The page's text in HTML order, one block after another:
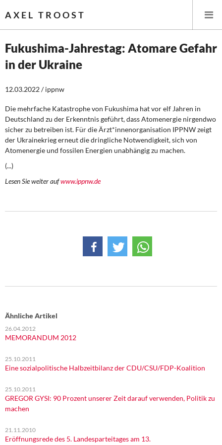
AXEL TROOST
Startseite
Themen
Leitlinien linker Wirtschafts- und Finanzpolitik
Wirtschaftspolitik
Öffentliche Infrastruktur und Daseinsvorsorge
Kontakt
Fukushima-Jahrestag: Atomare Gefahr
in der Ukraine
12.03.2022 / ippnw
Die mehrfache Katastrophe von Fukushima hat vor elf Jahren in
Deutschland zu der Erkenntnis geführt, dass Atomenergie nirgendwo
sicher zu betreiben ist. Für die Ärzt*innenorganisation IPPNW zeigt
der Ukrainekrieg erneut die dringliche Notwendigkeit, sich von
Atomenergie und fossilen Energien unabhängig zu machen.
(...)
Lesen Sie weiter aufwww.ippnw.de
Ähnliche Artikel
26.04.2012
MEMORANDUM 2012
25.10.2011
Eine sozialpolitische Halbzeitbilanz der CDU/CSU/FDP-Koalition
25.10.2011
GREGOR GYSI: 90 Prozent unserer Zeit darauf verwenden, Politik zu
machen
21.11.2010
Eröffnungsrede des 5. Landesparteitages am 13.